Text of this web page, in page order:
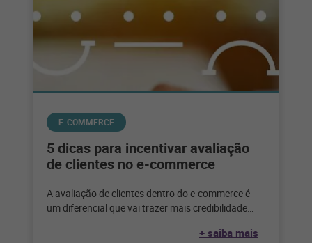
E-COMMERCE
5 dicas para incentivar avaliação
de clientes no e-commerce
A avaliação de clientes dentro do e-commerce é
um diferencial que vai trazer mais credibilidade
+ saiba mais